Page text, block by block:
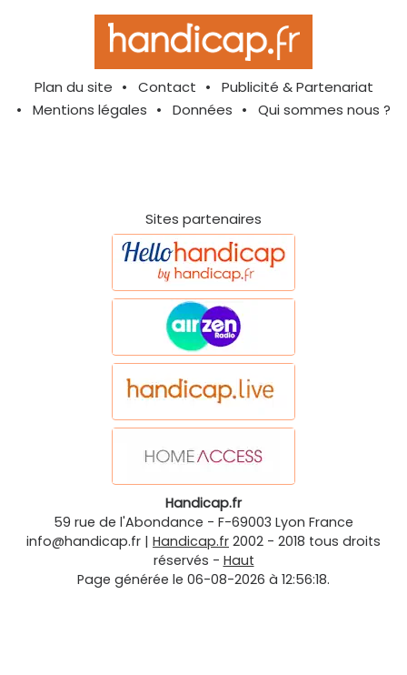
Plan du site Contact
Publicité & Partenariat
Mentions légales
Données Qui sommes nous ?
Sites partenaires
Handicap.fr
59 rue de l'Abondance - F-69003 Lyon France
info@handicap.fr | Handicap.fr 2002 - 2018 tous droits
réservés - Haut
Page générée le 06-08-2026 à 12:56:18.